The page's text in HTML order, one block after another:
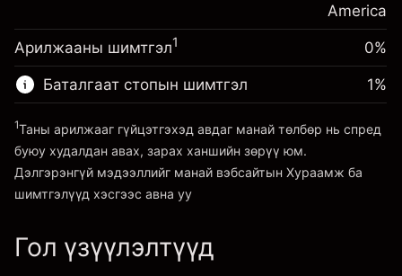
Хөшүүргийн мөнгө ~ $
Платформ руу орох
авах төлбөр
(-$0.03)
Хөшүүрэгтэй арилжааны хэмжээ
~$5,000.00
Платформ руу орох
America
Арилжааны шимтгэл1 0%
Баталгаат стопын шимтгэл
Хураамж ба шимтгэлүүд
1%
1Таны арилжааг гүйцэтгэхэд авдаг манай төлбөр нь спред
буюу худалдан авах, зарах ханшийн зөрүү юм.
Дэлгэрэнгүй мэдээллийг манай вэбсайтын Хураамж ба
шимтгэлүүд хэсгээс авна уу
Гол үзүүлэлтүүд